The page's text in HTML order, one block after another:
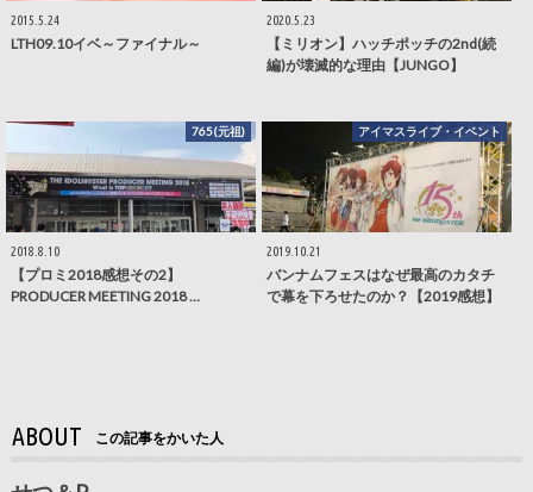
2015.5.24
LTH09.10イベ～ファイナル～
2020.5.23
【ミリオン】ハッチポッチの2nd(続
編)が壊滅的な理由【JUNGO】
765(元祖)
2018.8.10
【プロミ2018感想その2】
PRODUCER MEETING 2018 …
アイマスライブ・イベント
2019.10.21
バンナムフェスはなぜ最高のカタチ
で幕を下ろせたのか？【2019感想】
ABOUT この記事をかいた人